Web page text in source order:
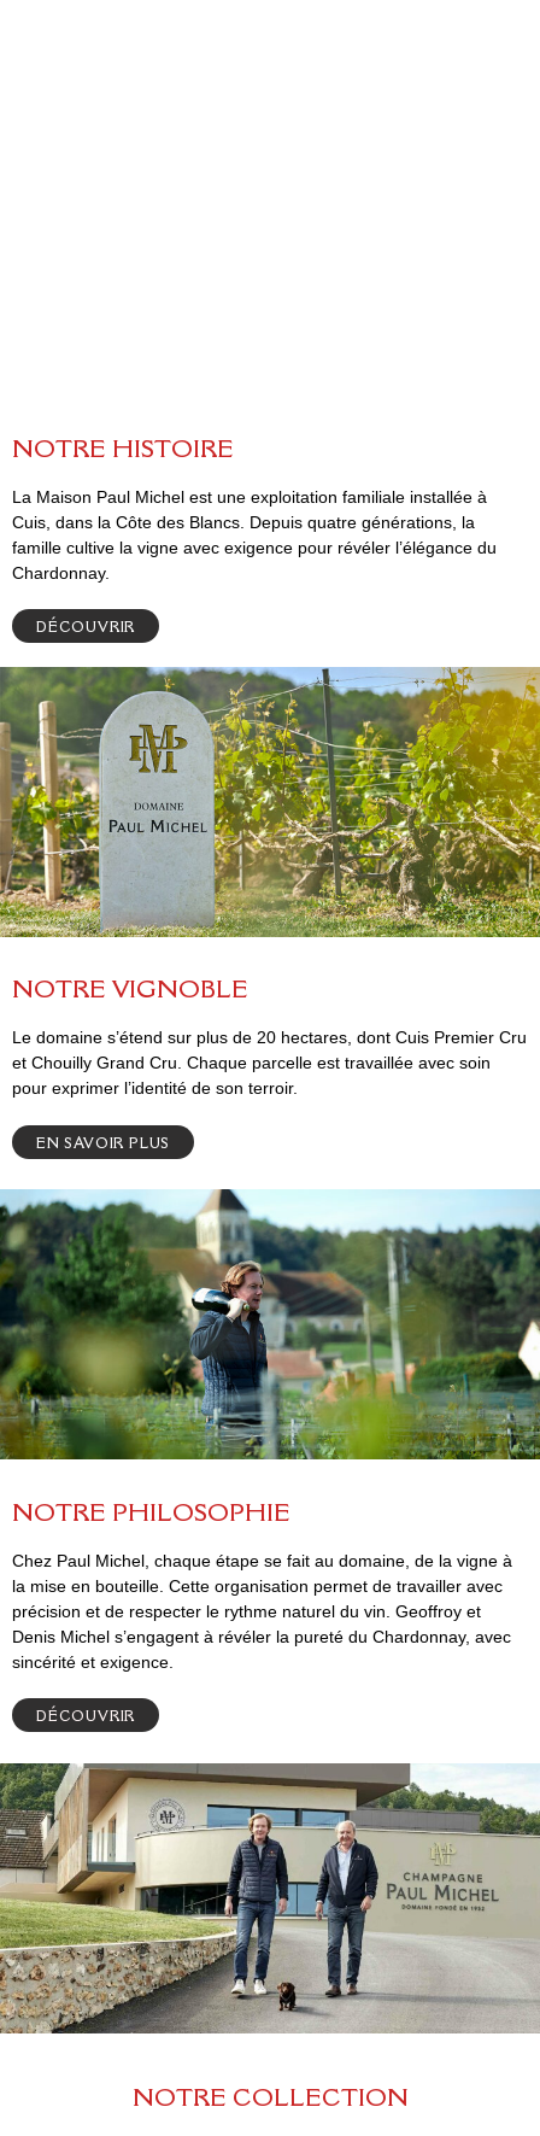
NOTRE HISTOIRE
La Maison Paul Michel est une exploitation familiale installée à
Cuis, dans la Côte des Blancs. Depuis quatre générations, la
famille cultive la vigne avec exigence pour révéler l’élégance du
Chardonnay.
DÉCOUVRIR
NOTRE VIGNOBLE
Le domaine s’étend sur plus de 20 hectares, dont Cuis Premier Cru
et Chouilly Grand Cru. Chaque parcelle est travaillée avec soin
pour exprimer l’identité de son terroir.
EN SAVOIR PLUS
N OTRE PHILOSOPHIE
Chez Paul Michel, chaque étape se fait au domaine, de la vigne à
la mise en bouteille. Cette organisation permet de travailler avec
précision et de respecter le rythme naturel du vin. Geoffroy et
Denis Michel s’engagent à révéler la pureté du Chardonnay, avec
sincérité et exigence.
DÉCOUVRIR
NOTRE COLLECTION